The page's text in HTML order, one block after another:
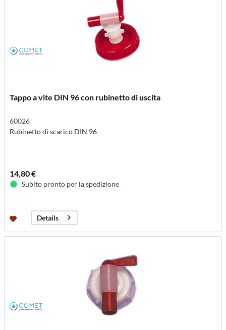
Tappo a vite DIN 96 con rubinetto di uscita
60026
Rubinetto di scarico DIN 96
14,80 €
Subito pronto per la spedizione
Details